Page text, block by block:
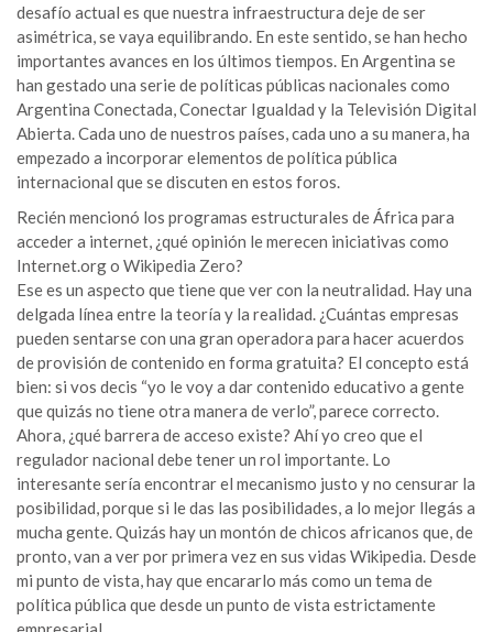
desafío actual es que nuestra infraestructura deje de ser
asimétrica, se vaya equilibrando. En este sentido, se han hecho
importantes avances en los últimos tiempos. En Argentina se
han gestado una serie de políticas públicas nacionales como
Argentina Conectada, Conectar Igualdad y la Televisión Digital
Abierta. Cada uno de nuestros países, cada uno a su manera, ha
empezado a incorporar elementos de política pública
internacional que se discuten en estos foros.
Recién mencionó los programas estructurales de África para
acceder a internet, ¿qué opinión le merecen iniciativas como
Internet.org o Wikipedia Zero?
Ese es un aspecto que tiene que ver con la neutralidad. Hay una
delgada línea entre la teoría y la realidad. ¿Cuántas empresas
pueden sentarse con una gran operadora para hacer acuerdos
de provisión de contenido en forma gratuita? El concepto está
bien: si vos decis “yo le voy a dar contenido educativo a gente
que quizás no tiene otra manera de verlo”, parece correcto.
Ahora, ¿qué barrera de acceso existe? Ahí yo creo que el
regulador nacional debe tener un rol importante. Lo
interesante sería encontrar el mecanismo justo y no censurar la
posibilidad, porque si le das las posibilidades, a lo mejor llegás a
mucha gente. Quizás hay un montón de chicos africanos que, de
pronto, van a ver por primera vez en sus vidas Wikipedia. Desde
mi punto de vista, hay que encararlo más como un tema de
política pública que desde un punto de vista estrictamente